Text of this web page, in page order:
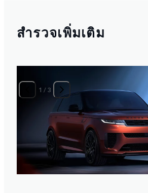
สำรวจเพิ่มเติม
1 /3